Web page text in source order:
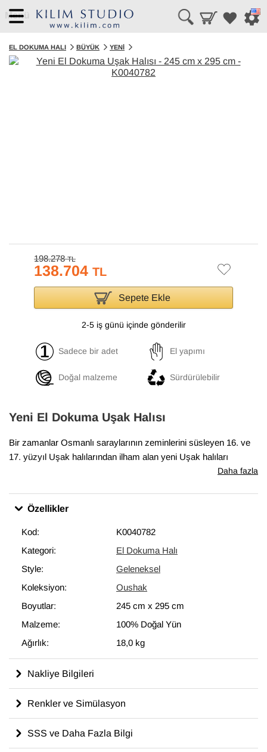
Menü
EL DOKUMA HALI BÜYÜK YENI
198.278TL
138.704 TL
Sepete Ekle
2-5 iş günü içinde gönderilir
Sadece bir adet El yapımı
Doğal malzeme Sürdürülebilir
Yeni El Dokuma Uşak Halısı
Bir zamanlar Osmanlı saraylarının zeminlerini süsleyen 16. ve
17. yüzyıl Uşak halılarından ilham alan yeni Uşak halıları
koleksiyonumuz, geleneksel tasarımları el dokumasıyla hayata
sağlıyor. Bu özel halı
Daha fazla
Özellikler
Kod:
K0040782
Kategori:
El Dokuma Halı
Style:
Geleneksel
Koleksiyon:
Oushak
Boyutlar:
245 cm x 295 cm
Malzeme:
100% Doğal Yün
Ağırlık:
18,0 kg
Nakliye Bilgileri
Renkler ve Simülasyon
SSS ve Daha Fazla Bilgi